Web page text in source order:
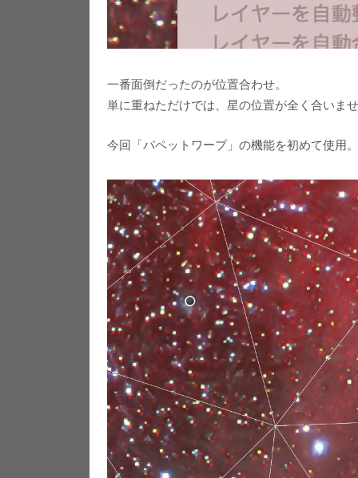
一番面倒だったのが位置合わせ。
単に重ねただけでは、星の位置が全く合いま
今回「パペットワープ」の機能を初めて使用